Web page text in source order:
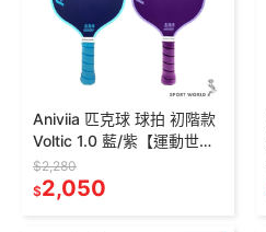
Aniviia 匹克球 球拍 初階款
Voltic 1.0 藍/紫【運動世
界】P0003/P0004
$2,280
$2,050